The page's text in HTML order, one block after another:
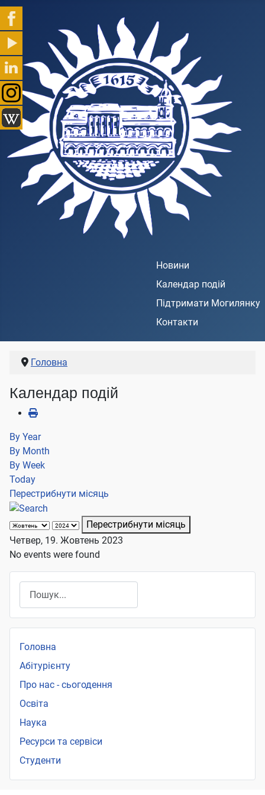
Новини
Календар подій
Підтримати Могилянку
Контакти
Головна
Календар подій
By Year
By Month
By Week
Today
Перестрибнути місяць
Перестрибнути місяць
Четвер, 19. Жовтень 2023
No events were found
Головна
Абітурієнту
Про нас - сьогодення
Освіта
Наука
Ресурси та сервіси
Студенти